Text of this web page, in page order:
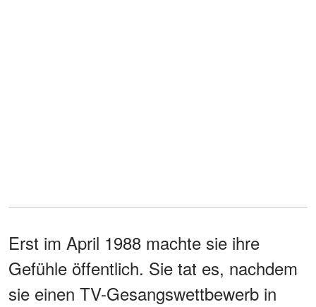
Erst im April 1988 machte sie ihre
Gefühle öffentlich. Sie tat es, nachdem
sie einen TV-Gesangswettbewerb in